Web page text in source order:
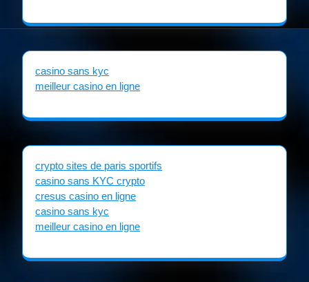
casino sans kyc
meilleur casino en ligne
crypto sites de paris sportifs
casino sans KYC crypto
cresus casino en ligne
casino sans kyc
meilleur casino en ligne